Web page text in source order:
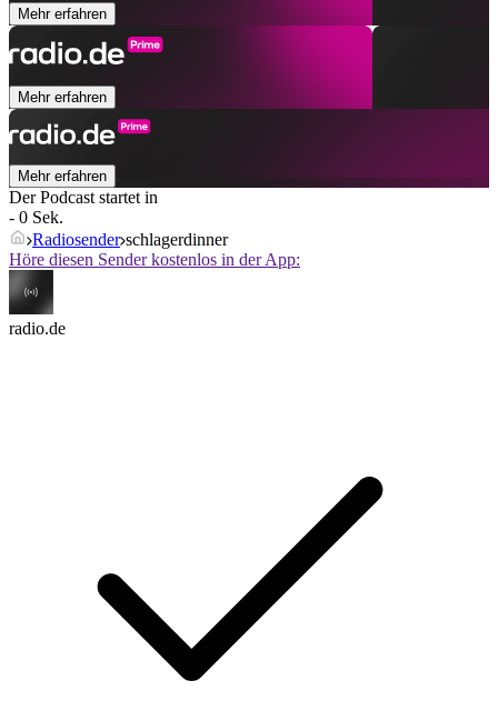
Mehr erfahren
Mehr erfahren
Mehr erfahren
Der Podcast startet in
- 0 Sek.
Radiosender schlagerdinner
Höre diesen Sender kostenlos in der App:
radio.de